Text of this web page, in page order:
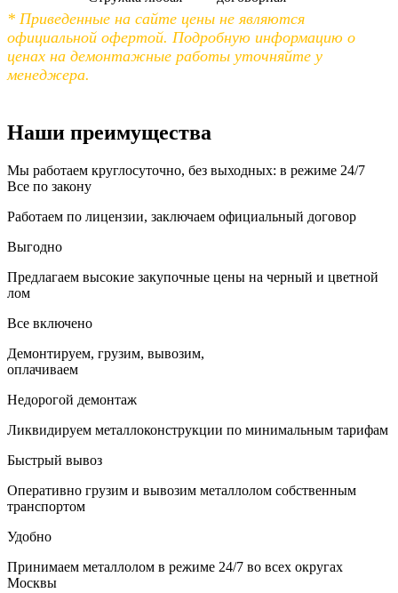
* Приведенные на сайте цены не являются
официальной офертой. Подробную информацию о
ценах на демонтажные работы уточняйте у
менеджера.
Наши преимущества
Мы работаем круглосуточно, без выходных: в режиме 24/7
Все по закону
Работаем по лицензии, заключаем официальный договор
Выгодно
Предлагаем высокие закупочные цены на черный и цветной
лом
Все включено
Демонтируем, грузим, вывозим,
оплачиваем
Недорогой демонтаж
Ликвидируем металлоконструкции по минимальным тарифам
Быстрый вывоз
Оперативно грузим и вывозим металлолом собственным
транспортом
Удобно
Принимаем металлолом в режиме 24/7 во всех округах
Москвы